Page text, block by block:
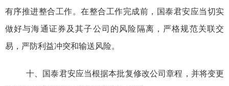
有序推进整合工作。在整合工作完成前，国泰君安应当切实
做好与海通证券及其子公司的风险隔离，严格规范关联交
易，严防利益冲突和输送风险。
十、国泰君安应当根据本批复修改公司章程，并将变更